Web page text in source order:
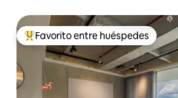
Favorito entre los huéspedes más
Favorito entre huéspedes